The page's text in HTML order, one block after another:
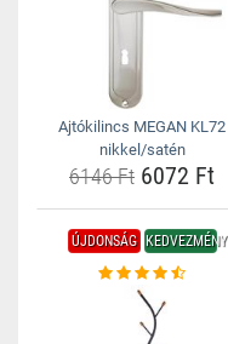
Ajtókilincs MEGAN KL72
nikkel/satén
6146 Ft 6072 Ft
ÚJDONSÁG KEDVEZMÉNY